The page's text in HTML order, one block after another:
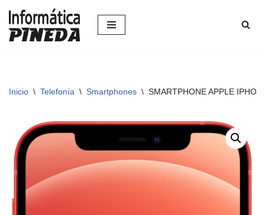
Saltar
Inicio \ Telefonía \ Smartphones \ SMARTPHONE APPLE